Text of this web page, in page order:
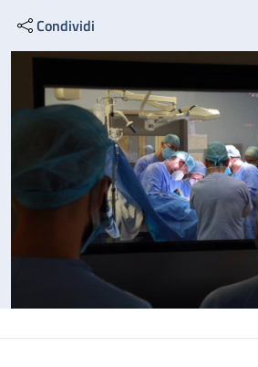
Condividi